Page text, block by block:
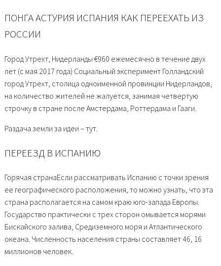
ПОНГА АСТУРИЯ ИСПАНИЯ КАК ПЕРЕЕХАТЬ ИЗ
РОССИИ
Город Утрехт, Нидерланды €960 ежемесячно в течение двух
лет (с мая 2017 года) Социальный эксперимент Голландский
город Утрехт, столица одноименной провинции Нидерландов,
на количество жителей не жалуется, занимая четвертую
строчку в стране после Амстердама, Роттердама и Гааги.
Раздача земли за идеи – тут.
ПЕРЕЕЗД В ИСПАНИЮ
Горячая страна Если рассматривать Испанию с точки зрения
ее географического расположения, то можно узнать, что эта
страна располагается на самом краю юго-запада Европы.
Государство практически с трех сторон омывается морями
Бискайского залива, Средиземного моря и Атлантического
океана. Численность населения страны составляет 46, 16
миллионов человек.